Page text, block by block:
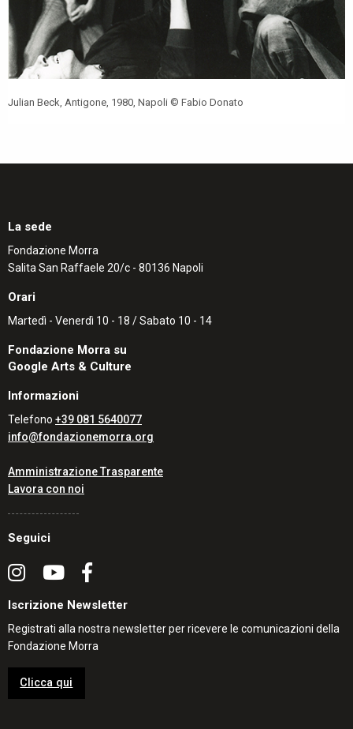
Julian Beck, Antigone, 1980, Napoli © Fabio Donato
La sede
Fondazione Morra
Salita San Raffaele 20/c - 80136 Napoli
Orari
Martedì - Venerdì 10 - 18 / Sabato 10 - 14
Fondazione Morra su
Google Arts & Culture
Informazioni
Telefono +39 081 5640077
info@fondazionemorra.org
Amministrazione Trasparente
Lavora con noi
Seguici
Iscrizione Newsletter
Registrati alla nostra newsletter per ricevere le comunicazioni della
Fondazione Morra
Clicca qui